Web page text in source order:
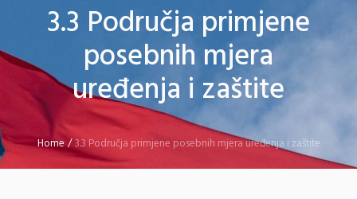
3.3 Područja primjene
posebnih mjera
uređenja i zaštite
Home/3.3 Područja primjene posebnih mjera uređenja i zaštite